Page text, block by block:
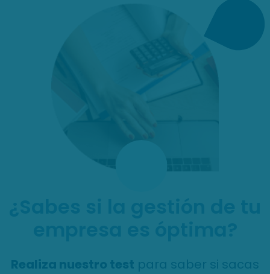
Realiza nuestro test para saber si sacas